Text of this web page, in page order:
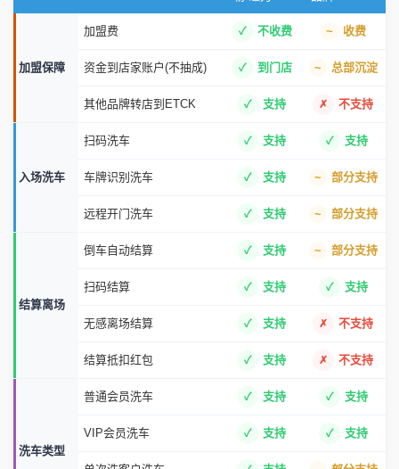
加盟保障
加盟费 不收费 收费
资金到店家账户(不抽成) 到门店 总部沉淀
其他品牌转店到ETCK 支持 不支持
入场洗车
扫码洗车 支持 支持
车牌识别洗车 支持 部分支持
远程开门洗车 支持 部分支持
结算离场
倒车自动结算 支持 部分支持
扫码结算 支持 支持
无感离场结算 支持 不支持
结算抵扣红包 支持 不支持
洗车类型
普通会员洗车 支持 支持
VIP会员洗车 支持 支持